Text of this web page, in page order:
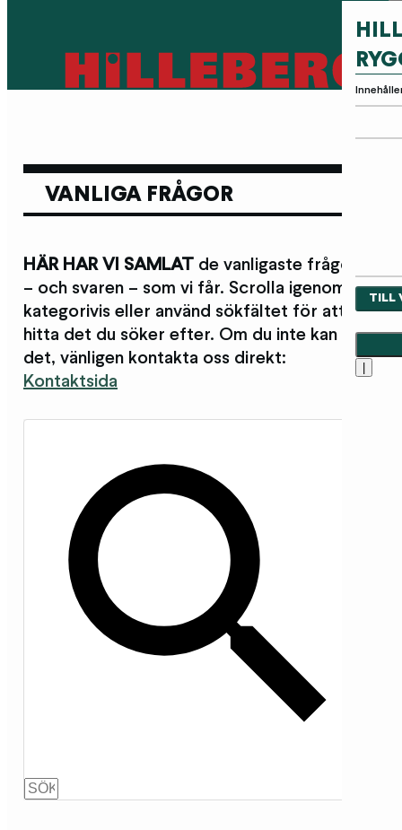
TILL
VANLIGA FRÅGOR
HÄR HAR VI SAMLAT de vanligaste frågorna
– och svaren – som vi får. Scrolla igenom
kategorivis eller använd sökfältet för att
hitta det du söker efter. Om du inte kan hitta
det, vänligen kontakta oss direkt:
Kontaktsida